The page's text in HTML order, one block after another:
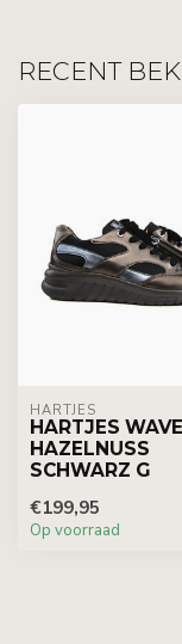
RECENT
HARTJES
HARTJES
HAZELNUSS
SCHWARZ G
€199,95
Op voorraad